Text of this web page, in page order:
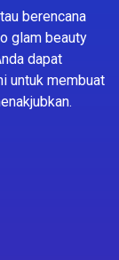
berencana
glam beauty
dapat
untuk membuat